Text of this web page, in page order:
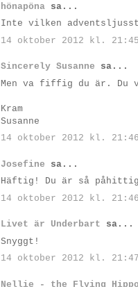
hönapöna sa...
Inte vilken
14 oktober 2012 kl. 21:45
Sincerely Susanne sa...
Men va fiffig du är. Du
Kram
Susanne
14 oktober 2012 kl. 21:46
Josefine sa...
Häftig! Du är så
14 oktober 2012 kl. 21:46
Livet är Underbart sa...
Snyggt!
14 oktober 2012 kl. 21:47
Nellie - the Flying Hippo